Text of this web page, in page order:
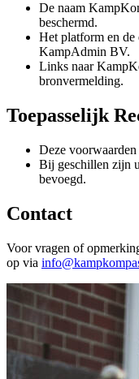
De naam
beschermd.
Het platform en
KampAdmin BV.
Links naar
bronvermelding.
Toepasselijk
Deze
Bij geschillen zijn
bevoegd.
Contact
Voor vragen of
op via